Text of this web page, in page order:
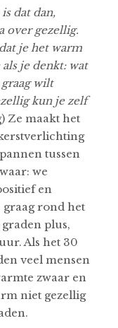
dat dan,
over gezellig.
je het warm
je denkt: wat
wilt
kun je zelf
Ze maakt het
tussen
we
en
graag rond het
plus,
Als het 30
veel mensen
zwaar en
niet gezellig